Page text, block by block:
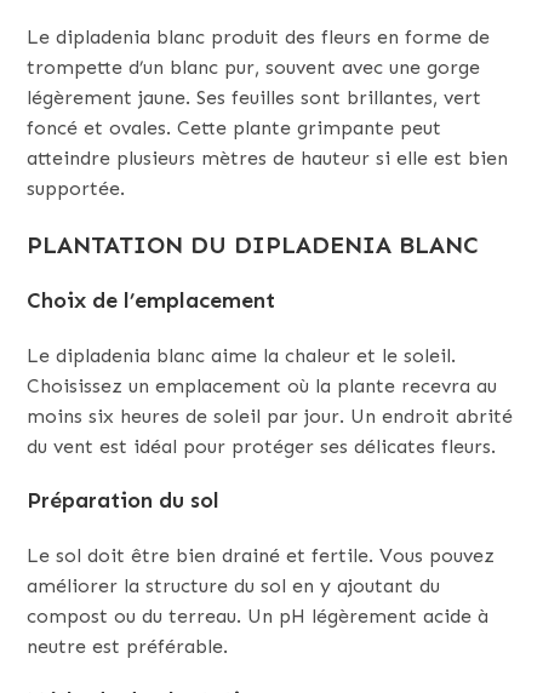
Le dipladenia blanc produit des fleurs en forme de
trompette d’un blanc pur, souvent avec une gorge
légèrement jaune. Ses feuilles sont brillantes, vert
foncé et ovales. Cette plante grimpante peut
atteindre plusieurs mètres de hauteur si elle est bien
supportée.
PLANTATION DU DIPLADENIA BLANC
Choix de l’emplacement
Le dipladenia blanc aime la chaleur et le soleil.
Choisissez un emplacement où la plante recevra au
moins six heures de soleil par jour. Un endroit abrité
du vent est idéal pour protéger ses délicates fleurs.
Préparation du sol
Le sol doit être bien drainé et fertile. Vous pouvez
améliorer la structure du sol en y ajoutant du
compost ou du terreau. Un pH légèrement acide à
neutre est préférable.